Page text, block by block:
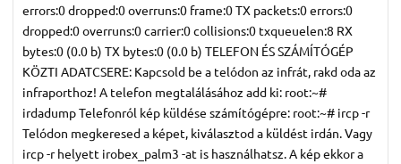
errors:0 dropped:0 overruns:0 frame:0 TX packets:0 errors:0
dropped:0 overruns:0 carrier:0 collisions:0 txqueuelen:8 RX
bytes:0 (0.0 b) TX bytes:0 (0.0 b) TELEFON ÉS SZÁMÍTÓGÉP
KÖZTI ADATCSERE: Kapcsold be a telódon az infrát, rakd oda az
infraporthoz! A telefon megtalálásához add ki: root:~#
irdadump Telefonról kép küldése számítógépre: root:~# ircp -r
Telódon megkeresed a képet, kiválasztod a küldést irdán. Vagy
ircp -r helyett irobex_palm3 -at is használhatsz. A kép ekkor a